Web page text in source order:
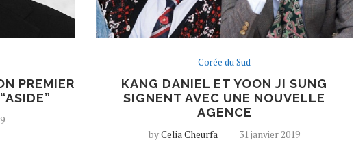
PREMIER
Corée du Sud
KANG DANIEL ET YOON JI SUNG
SIGNENT AVEC UNE NOUVELLE
AGENCE
byCelia Cheurfa 31 janvier 2019